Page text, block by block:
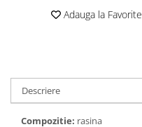
Adauga la Favorite
Descriere
Compozitie: rasina